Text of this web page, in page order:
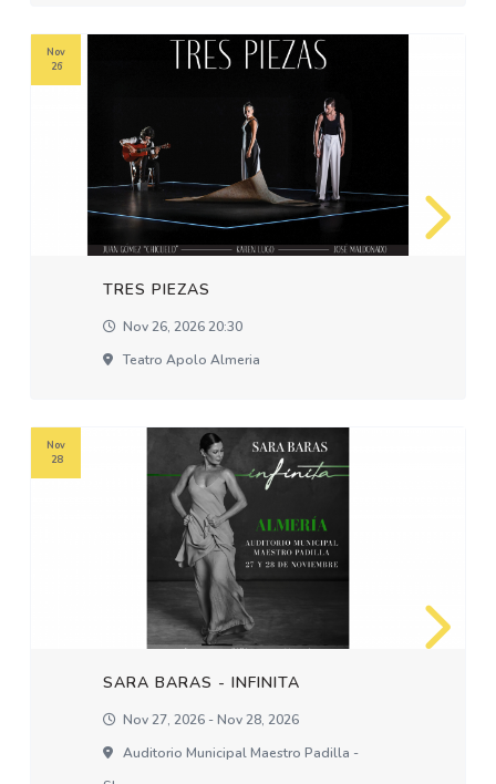
TRES PIEZAS
Nov 26, 2026 20:30
Teatro Apolo Almeria
Nov
26
SARA BARAS - INFINITA
Nov 27, 2026 - Nov 28, 2026
Auditorio Municipal Maestro Padilla -
Nov
28